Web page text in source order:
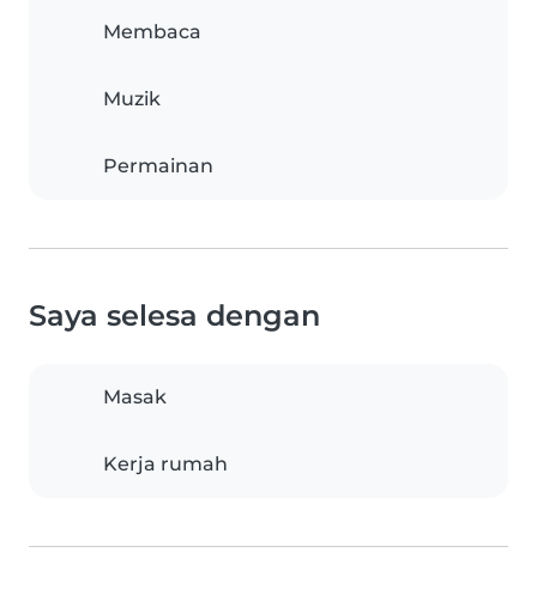
Membaca
Muzik
Permainan
Saya selesa dengan
Masak
Kerja rumah